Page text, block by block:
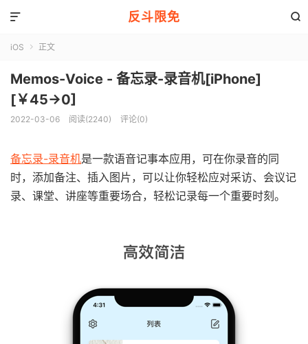
反斗限免 

iOS  正文
Memos-Voice - 备忘录-录音机[iPhone]
[￥45→0]
2022-03-06 阅读(2240) 评论(0)
备忘录-录音机是一款语音记事本应用，可在你录音的同
时，添加备注、插入图片，可以让你轻松应对采访、会议记
录、课堂、讲座等重要场合，轻松记录每一个重要时刻。